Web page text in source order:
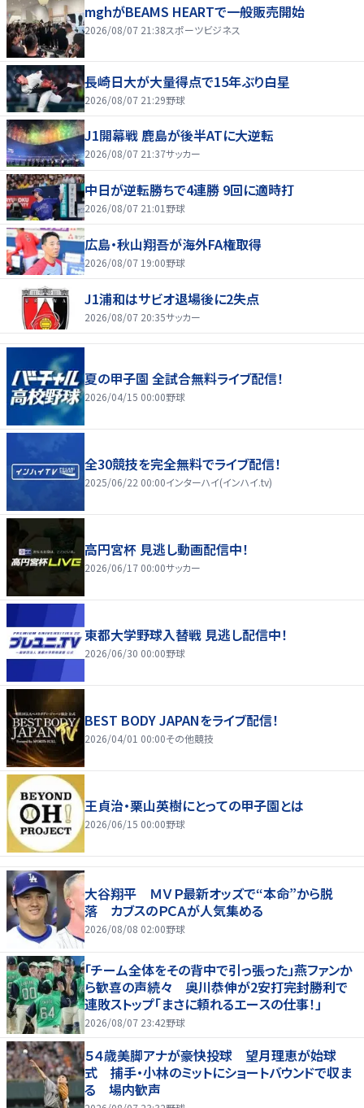
mghがBEAMS HEARTで一般販売開始
2026/08/07 21:38スポーツビジネス
長崎日大が大量得点で15年ぶり白星
2026/08/07 21:29野球
J1開幕戦 鹿島が後半ATに大逆転
2026/08/07 21:37サッカー
中日が逆転勝ちで4連勝 9回に適時打
2026/08/07 21:01 野球
広島・秋山翔吾が海外FA権取得
2026/08/07 19:00野球
J1浦和はサビオ退場後に2失点
2026/08/07 20:35サッカー
夏の甲子園 全試合無料ライブ配信！
2026/04/15 00:00野球
全30競技を完全無料でライブ配信！
2025/06/22 00:00インターハイ(インハイ.tv)
高円宮杯 見逃し動画配信中！
2026/06/17 00:00サッカー
東都大学野球入替戦 見逃し配信中！
2026/06/30 00:00野球
BEST BODY JAPANをライブ配信！
2026/04/01 00:00その他競技
王貞治・栗山英樹にとっての甲子園とは
2026/06/15 00:00野球
大谷翔平 ＭＶＰ最新オッズで“本命”から脱
落 カブスのＰＣＡが人気集める
2026/08/08 02:00野球
「チーム全体をその背中で引っ張った」燕ファンか
ら歓喜の声続々 奥川恭伸が2安打完封勝利で
連敗ストップ「まさに頼れるエースの仕事！」
2026/08/07 23:42野球
５４歳美脚アナが豪快投球 望月理恵が始球
式 捕手・小林のミットにショートバウンドで収ま
る 場内歓声